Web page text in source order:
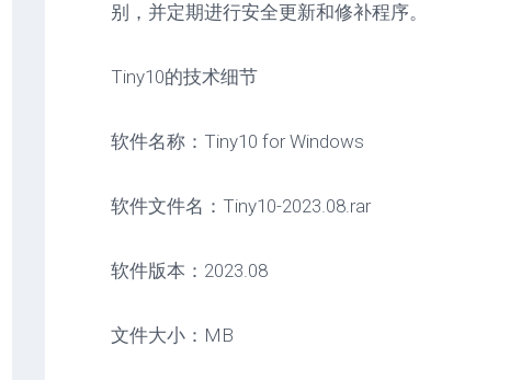
别，并定期进行安全更新和修补程序。
Tiny10的技术细节
软件名称：Tiny10 for Windows
软件文件名：Tiny10-2023.08.rar
软件版本：2023.08
文件大小：MB